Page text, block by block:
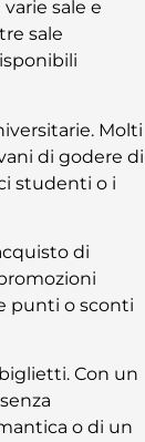
sale e
sale
Molti
di godere di
studenti o i
di
punti o sconti
Con un
o di un